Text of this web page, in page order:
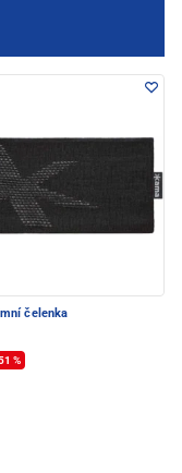
čelenka
%